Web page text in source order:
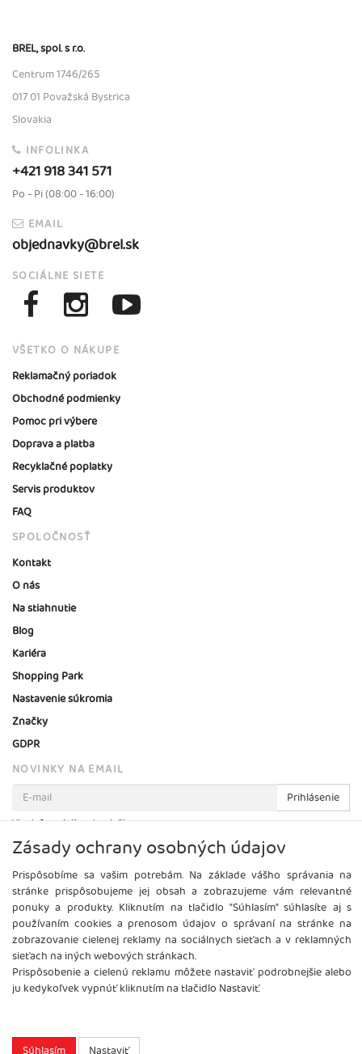
BREL, spol. s r.o.
Centrum 1746/265
017 01 Považská Bystrica
Slovakia
INFOLINKA
+421 918 341 571
Po - Pi (08:00 - 16:00)
EMAIL
objednavky@brel.sk
SOCIÁLNE SIETE
VŠETKO O NÁKUPE
Reklamačný poriadok
Obchodné podmienky
Pomoc pri výbere
Doprava a platba
Recyklačné poplatky
Servis produktov
FAQ
SPOLOČNOSŤ
Kontakt
O nás
Na stiahnutie
Blog
Kariéra
Shopping Park
Nastavenie súkromia
Značky
GDPR
NOVINKY NA EMAIL
Prihlásenie
Viac informácií o tejto službe
Copyright 2026 © Brel, s.r.o.
Zásady ochrany osobných údajov
Prispôsobíme sa vašim potrebám. Na základe vášho správania na
stránke prispôsobujeme jej obsah a zobrazujeme vám relevantné
ponuky a produkty. Kliknutím na tlačidlo "Súhlasím" súhlasíte aj s
používaním cookies a prenosom údajov o správaní na stránke na
zobrazovanie cielenej reklamy na sociálnych sieťach a v reklamných
sieťach na iných webových stránkach.
Prispôsobenie a cielenú reklamu môžete nastaviť podrobnejšie alebo
ju kedykoľvek vypnúť kliknutím na tlačidlo Nastaviť.